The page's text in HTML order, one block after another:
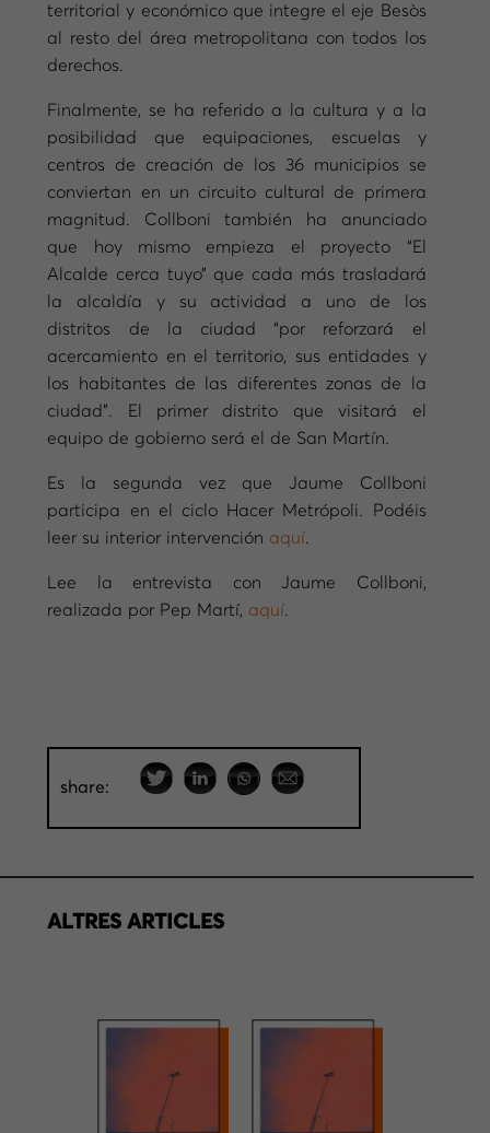
territorial y económico que integre el eje Besòs
al resto del área metropolitana con todos los
derechos.
Finalmente, se ha referido a la cultura y a la
posibilidad que equipaciones, escuelas y
centros de creación de los 36 municipios se
conviertan en un circuito cultural de primera
magnitud. Collboni también ha anunciado
que hoy mismo empieza el proyecto “El
Alcalde cerca tuyo” que cada más trasladará
la alcaldía y su actividad a uno de los
distritos de la ciudad “por reforzará el
acercamiento en el territorio, sus entidades y
los habitantes de las diferentes zonas de la
ciudad”. El primer distrito que visitará el
equipo de gobierno será el de San Martín.
Es la segunda vez que Jaume Collboni
participa en el ciclo Hacer Metrópoli. Podéis
leer su interior intervención aquí
Lee la entrevista con Jaume Collboni,
realizada por Pep Martí, aquí
share:
ALTRES ARTICLES